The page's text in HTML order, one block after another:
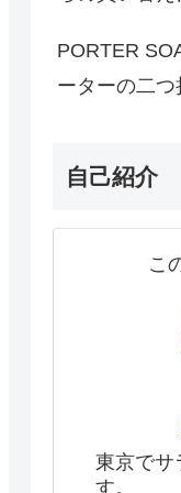
PORTER
ーターの二つ
自己紹介
こ
東京でサ
す。